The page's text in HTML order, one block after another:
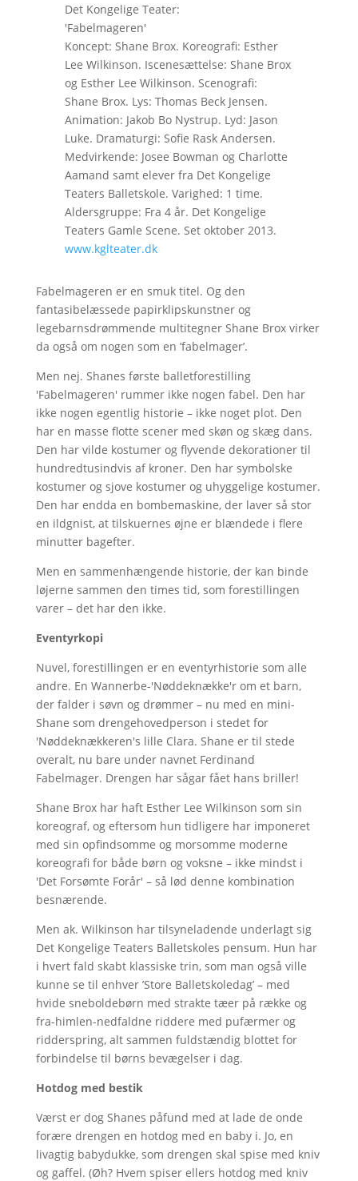
Det Kongelige Teater:
'Fabelmageren'
Koncept: Shane Brox. Koreografi: Esther
Lee Wilkinson. Iscenesættelse: Shane Brox
og Esther Lee Wilkinson. Scenografi:
Shane Brox. Lys: Thomas Beck Jensen.
Animation: Jakob Bo Nystrup. Lyd: Jason
Luke. Dramaturgi: Sofie Rask Andersen.
Medvirkende: Josee Bowman og Charlotte
Aamand samt elever fra Det Kongelige
Teaters Balletskole. Varighed: 1 time.
Aldersgruppe: Fra 4 år. Det Kongelige
Teaters Gamle Scene. Set oktober 2013.
www.kglteater.dk
Fabelmageren er en smuk titel. Og den
fantasibelæssede papirklipskunstner og
legebarnsdrømmende multitegner Shane Brox virker
da også om nogen som en ’fabelmager’.
Men nej. Shanes første balletforestilling
'Fabelmageren' rummer ikke nogen fabel. Den har
ikke nogen egentlig historie – ikke noget plot. Den
har en masse flotte scener med skøn og skæg dans.
Den har vilde kostumer og flyvende dekorationer til
hundredtusindvis af kroner. Den har symbolske
kostumer og sjove kostumer og uhyggelige kostumer.
Den har endda en bombemaskine, der laver så stor
en ildgnist, at tilskuernes øjne er blændede i flere
minutter bagefter.
Men en sammenhængende historie, der kan binde
løjerne sammen den times tid, som forestillingen
varer – det har den ikke.
Eventyrkopi
Nuvel, forestillingen er en eventyrhistorie som alle
andre. En Wannerbe-'Nøddeknække'r om et barn,
der falder i søvn og drømmer – nu med en mini-
Shane som drengehovedperson i stedet for
'Nøddeknækkeren's lille Clara. Shane er til stede
overalt, nu bare under navnet Ferdinand
Fabelmager. Drengen har sågar fået hans briller!
Shane Brox har haft Esther Lee Wilkinson som sin
koreograf, og eftersom hun tidligere har imponeret
med sin opfindsomme og morsomme moderne
koreografi for både børn og voksne – ikke mindst i
'Det Forsømte Forår' – så lød denne kombination
besnærende.
Men ak. Wilkinson har tilsyneladende underlagt sig
Det Kongelige Teaters Balletskoles pensum. Hun har
i hvert fald skabt klassiske trin, som man også ville
kunne se til enhver ’Store Balletskoledag’ – med
hvide sneboldebørn med strakte tæer på række og
fra-himlen-nedfaldne riddere med pufærmer og
ridderspring, alt sammen fuldstændig blottet for
forbindelse til børns bevægelser i dag.
Hotdog med bestik
Værst er dog Shanes påfund med at lade de onde
forære drengen en hotdog med en baby i. Jo, en
livagtig babydukke, som drengen skal spise med kniv
og gaffel. (Øh? Hvem spiser ellers hotdog med kniv